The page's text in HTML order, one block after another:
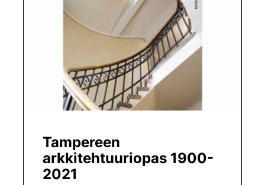
Tampereen
arkkitehtuuriopas 1900-
2021